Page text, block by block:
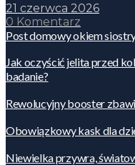
21 czerwca 2026
0 Komentarz
Post domowy okiem
Jak oczyścić jelita przed
badanie?
Rewolucyjny booster
Obowiązkowy kask dla
Niewielka przywra,